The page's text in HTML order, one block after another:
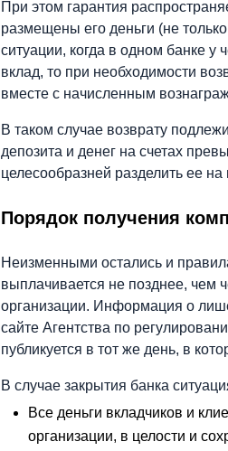
При этом гарантия
размещены его деньги (не
ситуации, когда в одном банке у
вклад, то при необходимости
вместе с начисленным
В таком случае возврату
депозита и денег на счетах
целесообразней разделить ее
Порядок получения
Неизменными остались и
выплачивается не позднее, чем
организации. Информация о
сайте Агентства по
публикуется в тот же день, в
В случае закрытия банка
Все деньги вкладчиков и
организации, в целости и